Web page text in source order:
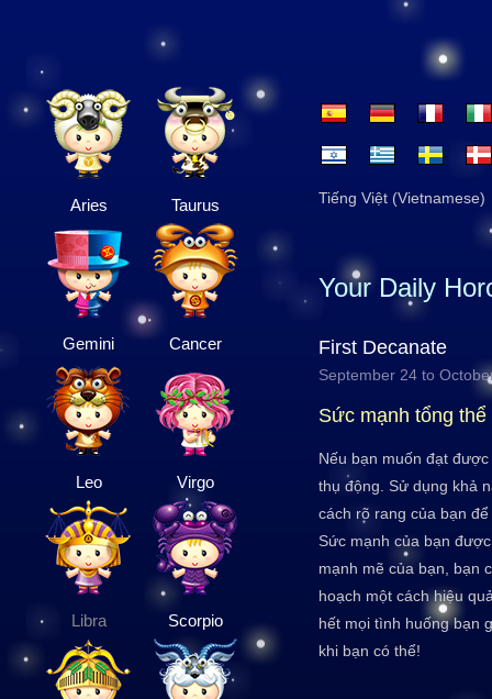
Aries Taurus
Gemini Cancer
Leo Virgo
Libra Scorpio
Tiếng Việt (Vietnamese)
Your Daily
First Decanate
September 24 to
Sức mạnh tổng thể
Nếu bạn muốn đạt
thụ động. Sử dụng khả
cách rõ rang của bạn
Sức mạnh của bạn
mạnh mẽ của bạn, bạn
hoạch một cách hiệu
hết mọi tình huống bạn
khi bạn có thể!